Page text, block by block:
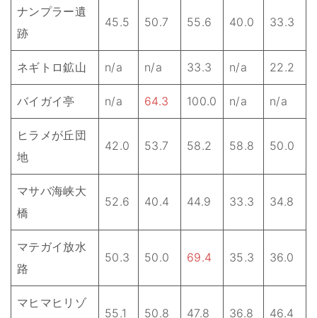
ナンプラー遺
跡
45.5 50.7 55.6 40.0 33.3
ネギトロ鉱山 n/a n/a 33.3 n/a 22.2
バイガイ亭 n/a 64.3 100.0 n/a n/a
ヒラメが丘団
地
42.0 53.7 58.2 58.8 50.0
マサバ海峡大
橋
52.6 40.4 44.9 33.3 34.8
マテガイ放水
路
50.3 50.0 69.4 35.3 36.0
マヒマヒリゾ
55.1 50.8 47.8 36.8 46.4